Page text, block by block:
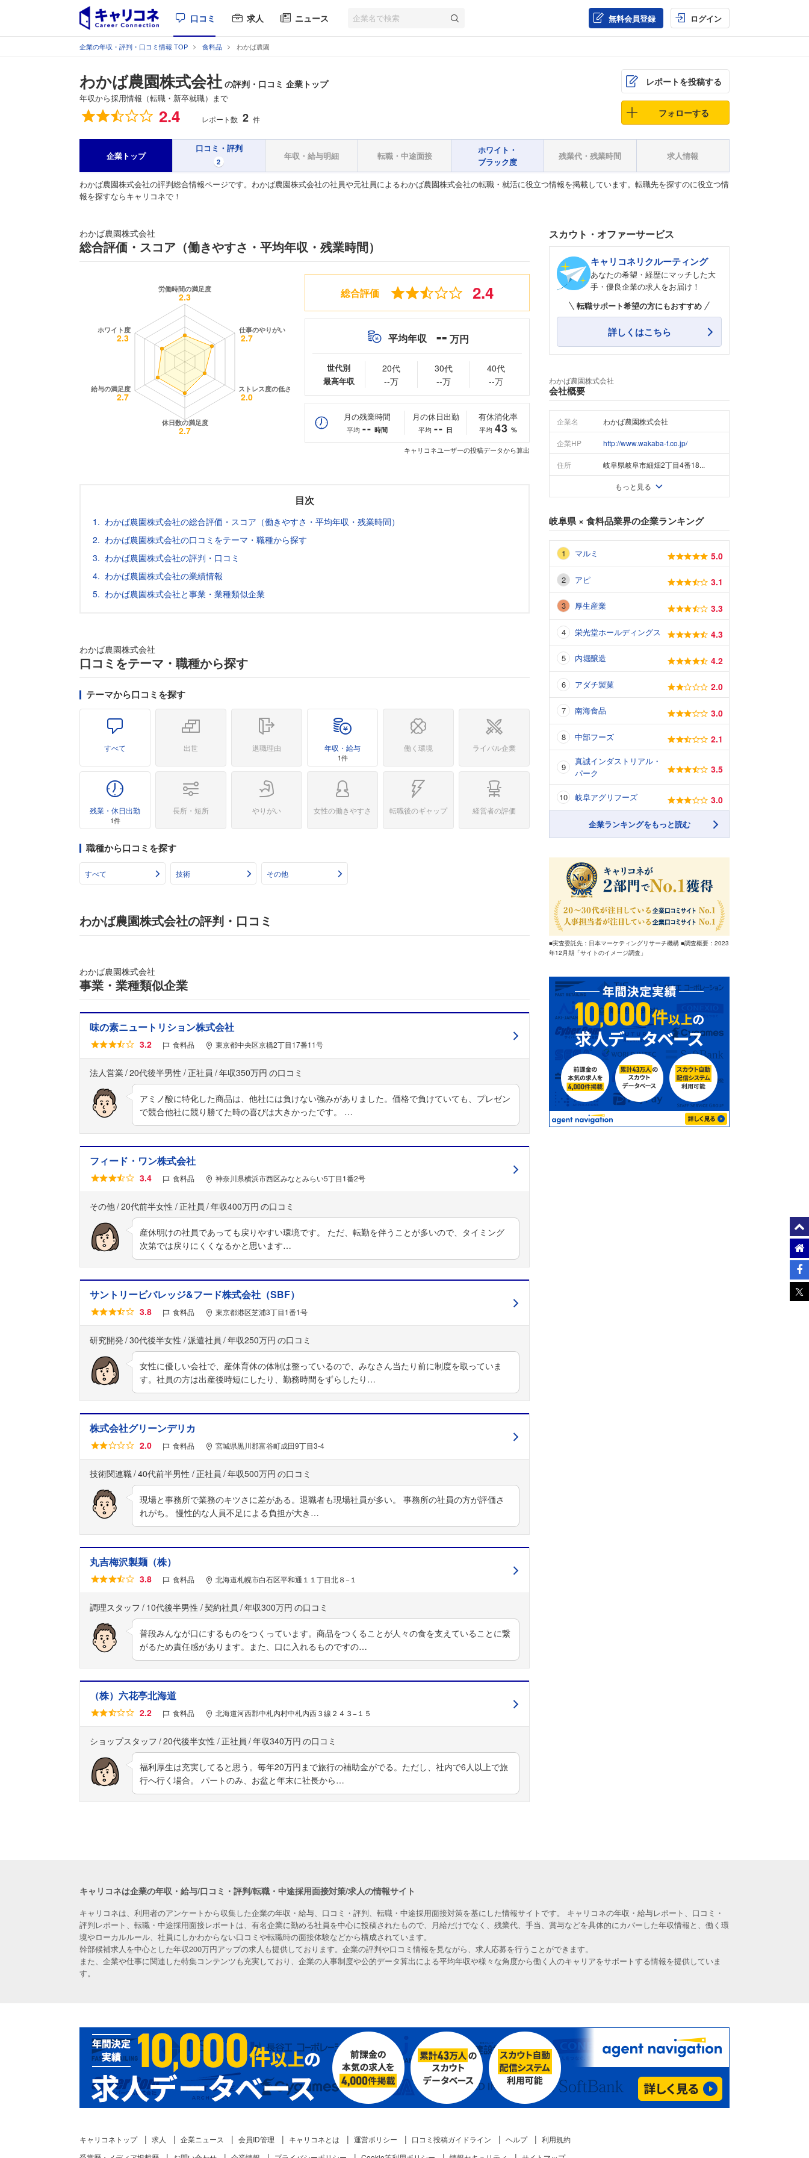
口コミ 求人 ニュース 無料会員登録 ログイン
企業の年収・評判・口コミ情報 TOP 食料品 わかば農園
わかば農園株式会社 の評判・口コミ 企業トップ
年収から採用情報（転職・新卒就職）まで
総合評価 2.4 レポート数 2 件
レポートを投稿する
フォローする
企業トップ
口コミ・評判
2
年収・給与明細 転職・中途面接
ホワイト・
ブラック度
残業代・残業時間 求人情報
わかば農園株式会社の評判総合情報ページです。わかば農園株式会社の社員や元社員によるわかば農園株式会社の転職・就活に役立つ情報を掲載しています。転職先を探すのに役立つ情
報を探すならキャリコネで！
フォローしました
こちらの企業もフォローしませんか？
わかば農園株式会社
総合評価・スコア（働きやすさ・平均年収・残業時間）
総合評価 2.4
平均年収 -- 万円
世代別
最高年収
20代
--万
30代
--万
40代
--万
月の残業時間
平均 -- 時間
月の休日出勤
平均 -- 日
有休消化率
平均 43 %
キャリコネユーザーの投稿データから算出
目次
わかば農園株式会社の総合評価・スコア（働きやすさ・平均年収・残業時間）
わかば農園株式会社の口コミをテーマ・職種から探す
わかば農園株式会社の評判・口コミ
わかば農園株式会社の業績情報
わかば農園株式会社と事業・業種類似企業
わかば農園株式会社
口コミをテーマ・職種から探す
テーマから口コミを探す
すべて 出世 退職理由 年収・給与
1件
働く環境 ライバル企業
残業・休日出勤
1件
長所・短所 やりがい 女性の働きやすさ 転職後のギャップ 経営者の評価
職種から口コミを探す
すべて 技術 その他
わかば農園株式会社の評判・口コミ
わかば農園株式会社
事業・業種類似企業
味の素ニュートリション株式会社
3.2 食料品 東京都中央区京橋2丁目17番11号
法人営業 20代後半男性 正社員 年収350万円
アミノ酸に特化した商品は、他社には負けない強みがありました。価格で負けていても、プレゼン
で競合他社に競り勝てた時の喜びは大きかったです。 …
フィード・ワン株式会社
3.4 食料品 神奈川県横浜市西区みなとみらい5丁目1番2号
その他 20代前半女性 正社員 年収400万円
産休明けの社員であっても戻りやすい環境です。 ただ、転勤を伴うことが多いので、タイミング
次第では戻りにくくなるかと思います…
サントリービバレッジ&フード株式会社（SBF）
3.8 食料品 東京都港区芝浦3丁目1番1号
研究開発 30代後半女性 派遣社員 年収250万円
女性に優しい会社で、産休育休の体制は整っているので、みなさん当たり前に制度を取っていま
す。社員の方は出産後時短にしたり、勤務時間をずらしたり…
株式会社グリーンデリカ
2.0 食料品 宮城県黒川郡富谷町成田9丁目3-4
技術関連職 40代前半男性 正社員 年収500万円
現場と事務所で業務のキツさに差がある。退職者も現場社員が多い。 事務所の社員の方が評価さ
れがち。 慢性的な人員不足による負担が大き…
丸吉梅沢製麺（株）
3.8 食料品 北海道札幌市白石区平和通１１丁目北８−１
調理スタッフ 10代後半男性 契約社員 年収300万円
普段みんなが口にするものをつくっています。商品をつくることが人々の食を支えていることに繋
がるため責任感があります。また、口に入れるものですの…
（株）六花亭北海道
2.2 食料品 北海道河西郡中札内村中札内西３線２４３−１５
ショップスタッフ 20代後半女性 正社員 年収340万円
福利厚生は充実してると思う。毎年20万円まで旅行の補助金がでる。ただし、社内で6人以上で旅
行へ行く場合。 パートのみ、お盆と年末に社長から…
スカウト・オファーサービス
キャリコネリクルーティング
あなたの希望・経歴にマッチした大
手・優良企業の求人をお届け！
転職サポート希望の方にもおすすめ
詳しくはこちら
わかば農園株式会社
会社概要
企業名 わかば農園株式会社
企業HP http://www.wakaba-f.co.jp/
住所 岐阜県岐阜市細畑2丁目4番18...
もっと見る
岐阜県× 食料品業界の企業ランキング
マルミ 5.0
アピ 3.1
厚生産業 3.3
栄光堂ホールディングス 4.3
内堀醸造 4.2
アダチ製菓 2.0
南海食品 3.0
中部フーズ 2.1
真誠インダストリアル・
パーク
3.5
岐阜アグリフーズ 3.0
企業ランキングをもっと読む
■実査委託先：日本マーケティングリサーチ機構 ■調査概要：2023
年12月期「サイトのイメージ調査」
キャリコネは企業の年収・給与/口コミ・評判/転職・中途採用面接対策/求人の情報サイト
キャリコネは、利用者のアンケートから収集した企業の年収・給与、口コミ・評判、転職・中途採用面接対策を基にした情報サイトです。 キャリコネの年収・給与レポート、口コミ・
評判レポート、転職・中途採用面接レポートは、有名企業に勤める社員を中心に投稿されたもので、月給だけでなく、残業代、手当、賞与などを具体的にカバーした年収情報と、働く環
境やローカルルール、社員にしかわからない口コミや転職時の面接体験などから構成されています。
幹部候補求人を中心とした年収200万円アップの求人も提供しております。企業の評判や口コミ情報を見ながら、求人応募を行うことができます。
また、企業や仕事に関連した特集コンテンツも充実しており、企業の人事制度や公的データ算出による平均年収や様々な角度から働く人のキャリアをサポートする情報を提供していま
す。
キャリコネトップ 求人 企業ニュース 会員ID管理 キャリコネとは 運営ポリシー 口コミ投稿ガイドライン ヘルプ
利用規約